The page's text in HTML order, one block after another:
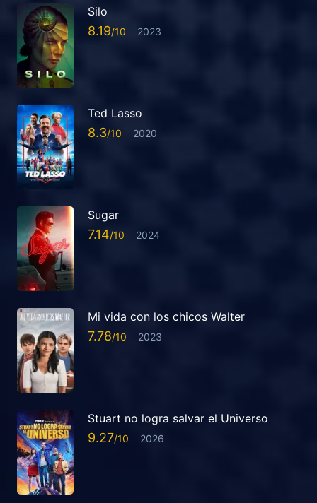
Silo
8.19 2023
Ted Lasso
8.3 2020
Sugar
7.14 2024
Mi vida con los chicos Walter
7.78 2023
Stuart no logra salvar el Universo
9.27 2026